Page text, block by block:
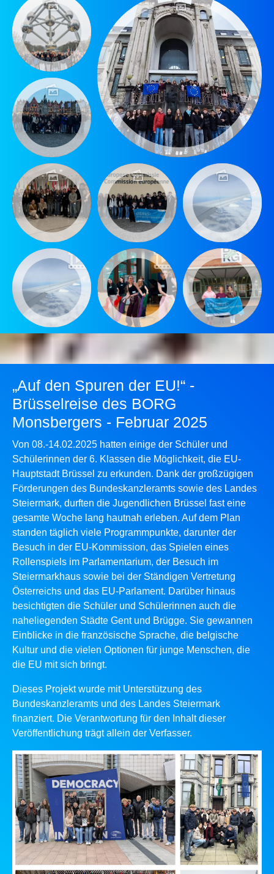
„Auf den Spuren der EU!“ -
Brüsselreise des BORG
Monsbergers - Februar 2025
Von 08.-14.02.2025 hatten einige der Schüler und
Schülerinnen der 6. Klassen die Möglichkeit, die EU-
Hauptstadt Brüssel zu erkunden. Dank der großzügigen
Förderungen des Bundeskanzleramts sowie des Landes
Steiermark, durften die Jugendlichen Brüssel fast eine
gesamte Woche lang hautnah erleben. Auf dem Plan
standen täglich viele Programmpunkte, darunter der
Besuch in der EU-Kommission, das Spielen eines
Rollenspiels im Parlamentarium, der Besuch im
Steiermarkhaus sowie bei der Ständigen Vertretung
Österreichs und das EU-Parlament. Darüber hinaus
besichtigten die Schüler und Schülerinnen auch die
naheliegenden Städte Gent und Brügge. Sie gewannen
Einblicke in die französische Sprache, die belgische
Kultur und die vielen Optionen für junge Menschen, die
die EU mit sich bringt.
Dieses Projekt wurde mit Unterstützung des
Bundeskanzleramts und des Landes Steiermark
finanziert. Die Verantwortung für den Inhalt dieser
Veröffentlichung trägt allein der Verfasser.